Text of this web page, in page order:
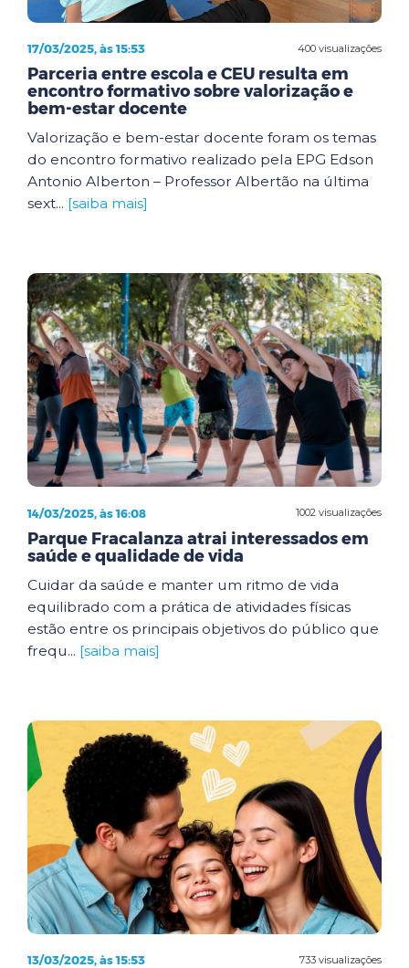
400 visualizações
17/03/2025, às 15:53
Parceria entre escola e CEU resulta em
encontro formativo sobre valorização e
bem-estar docente
Valorização e bem-estar docente foram os temas
do encontro formativo realizado pela EPG Edson
Antonio Alberton – Professor Albertão na última
sext... [saiba mais]
1002 visualizações
14/03/2025, às 16:08
Parque Fracalanza atrai interessados em
saúde e qualidade de vida
Cuidar da saúde e manter um ritmo de vida
equilibrado com a prática de atividades físicas
estão entre os principais objetivos do público que
frequ... [saiba mais]
733 visualizações
13/03/2025, às 15:53